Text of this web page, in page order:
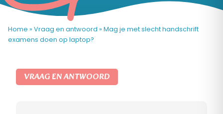
Home » Vraag en antwoord » Mag je met slecht handschrift
examens doen op laptop?
VRAAG EN ANTWOORD